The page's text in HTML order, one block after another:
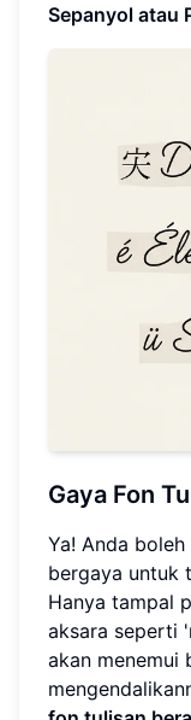
Sepanyol atau
Gaya Fon
Ya! Anda
bergaya untuk
Hanya tampal
aksara seperti
akan menemui